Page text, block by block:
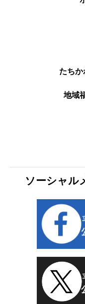
たち
地域
ソーシャル